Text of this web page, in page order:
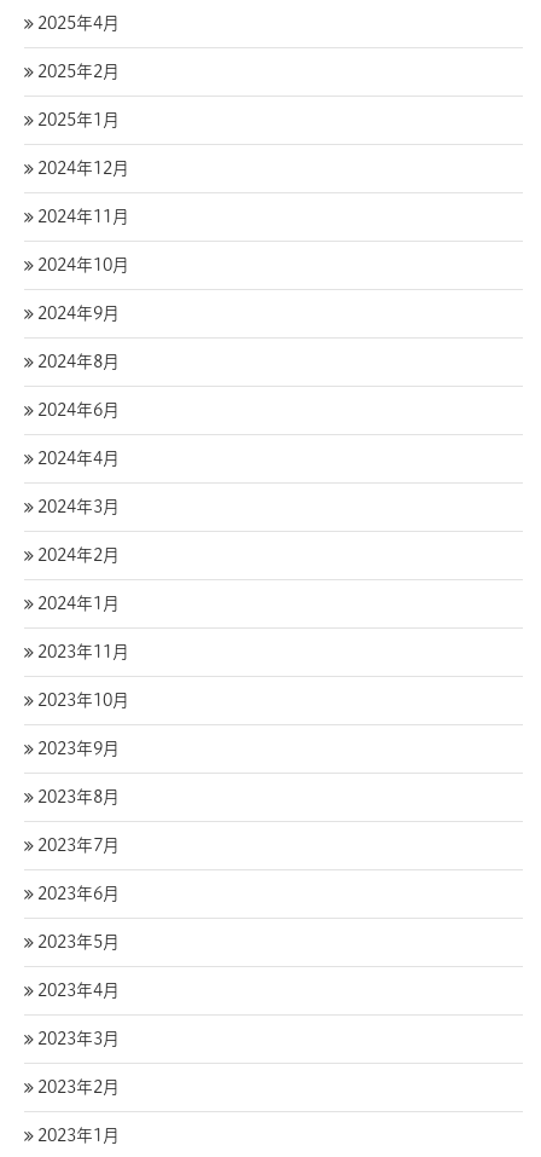
2025年4月
2025年2月
2025年1月
2024年12月
2024年11月
2024年10月
2024年9月
2024年8月
2024年6月
2024年4月
2024年3月
2024年2月
2024年1月
2023年11月
2023年10月
2023年9月
2023年8月
2023年7月
2023年6月
2023年5月
2023年4月
2023年3月
2023年2月
2023年1月